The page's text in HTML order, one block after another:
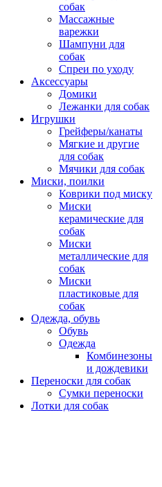
собак
Массажные
варежки
Шампуни для
собак
Спреи по уходу
Аксессуары
Домики
Лежанки для собак
Игрушки
Грейферы/канаты
Мягкие и другие
для собак
Мячики для собак
Миски, поилки
Коврики под миску
Миски
керамические для
собак
Миски
металлические для
собак
Миски
пластиковые для
собак
Одежда, обувь
Обувь
Одежда
Комбинезоны
и дождевики
Переноски для собак
Сумки переноски
Лотки для собак